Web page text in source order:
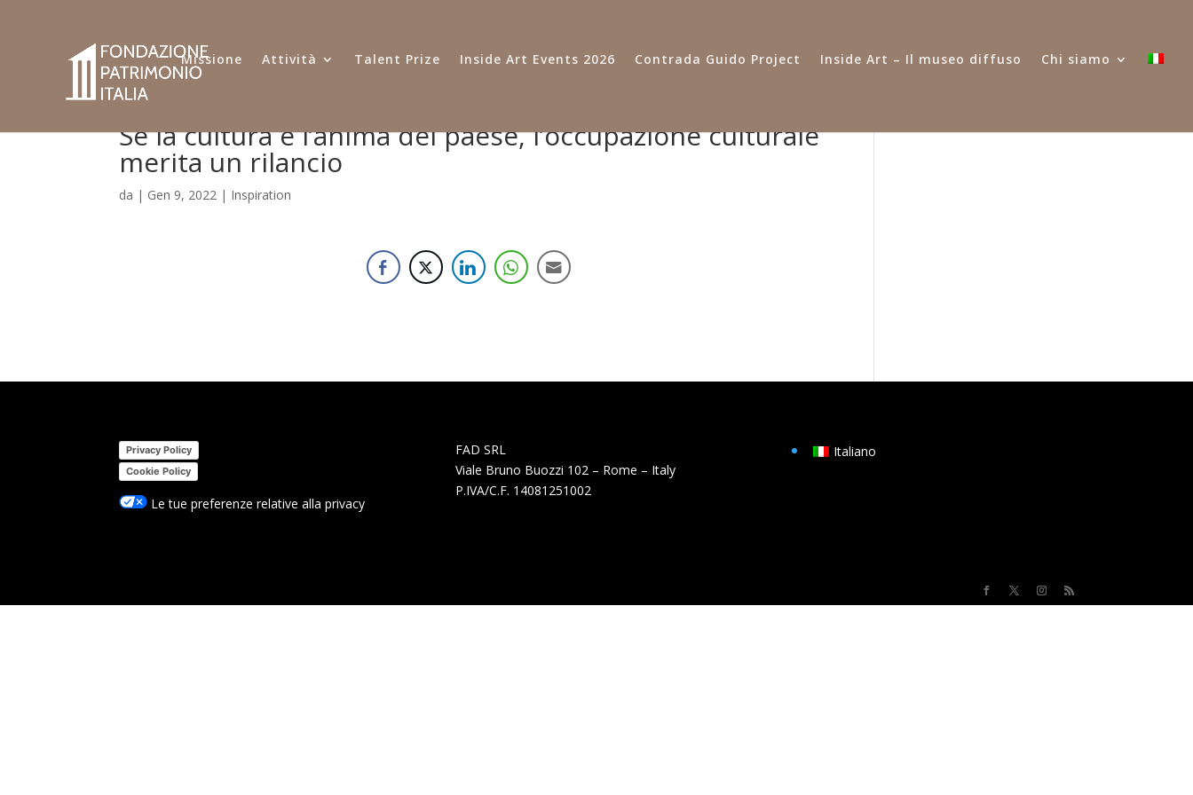
Missione Attività Talent Prize Inside Art Events 2026 Contrada Guido Project Inside Art – Il museo diffuso Chi siamo
Se la cultura è l’anima del paese, l’occupazione culturale
merita un rilancio
da | Gen 9, 2022 | Inspiration
Privacy Policy
Cookie Policy
Le tue preferenze relative alla privacy
FAD SRL
Viale Bruno Buozzi 102 – Rome – Italy
P.IVA/C.F. 14081251002
Italiano